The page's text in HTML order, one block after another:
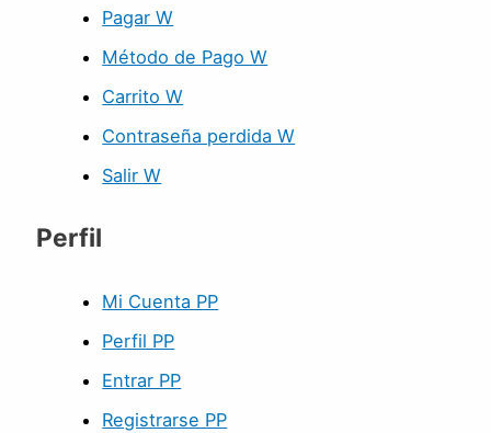
Pagar W
Método de Pago W
Carrito W
Contraseña perdida W
Salir W
Perfil
Mi Cuenta PP
Perfil PP
Entrar PP
Registrarse PP